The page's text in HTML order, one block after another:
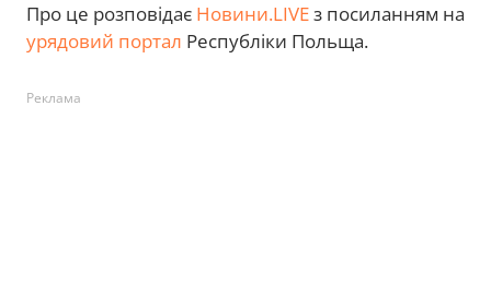
Про це розповідає Новини.LIVEз посиланням на
урядовий портал Республіки Польща.
Реклама